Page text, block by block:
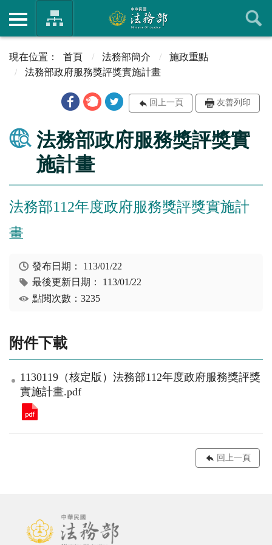
首頁 法務部簡介
施政重點
法務部政府服務獎評獎實施計畫
回上一頁 友善列印
法務部政府服務獎評獎實
施計畫
法務部112年度政府服務獎評獎實施計
畫
發布日期： 113/01/22
最後更新日期： 113/01/22
點閱次數：3235
附件下載
1130119（核定版）法務部112年度政府服務獎評獎
實施計畫.pdf
回上一頁